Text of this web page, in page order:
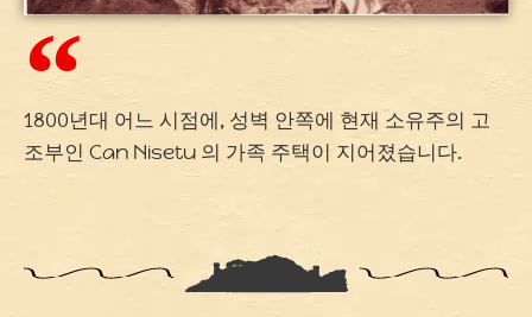
1800년대 어느 시점에, 성벽 안쪽에 현재 소유주의 고
조부인 Can Nisetu 의 가족 주택이 지어졌습니다.